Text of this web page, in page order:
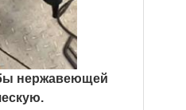
нержавеющей